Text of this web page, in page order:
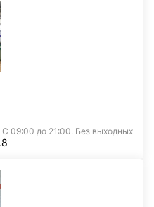
С 09:00 до 21:00. Без выходных